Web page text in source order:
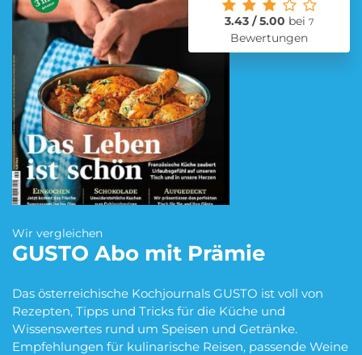
Amazon Spar-Abo Auto Abo
Beauty Box Abo
Blumen Abo
eBook Abo
Fitness Abo Hörbuch Abo
Wir vergleichen
GUSTO Abo mit Prämie
Das österreichische Kochjournals GUSTO ist voll von
Rezepten, Tipps und Tricks für die Küche und
Wissenswertes rund um Speisen und Getränke.
Empfehlungen für kulinarische Reisen, passende Weine
3.43 / 5.00 bei 7
Bewertungen